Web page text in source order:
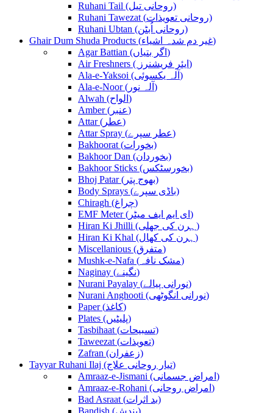
Ruhani Tail (روحانی تیل)
Ruhani Tawezat (روحانی تعویذات)
Ruhani Ubtan (روحانی اُبٹن)
Ghair Dum Shuda Products (غیر دم شدہ اشیاء)
Agar Battian (اگر بتیاں)
Air Freshners ( ایئر فریشنرز)
Ala-e-Yaksoi (آلہ یکسوئی)
Ala-e-Noor (آلہ نور)
Alwah (الواح)
Amber (عنبر)
Attar (عطر)
Attar Spray (عطر سپرے)
Bakhoorat (بخورات)
Bakhoor Dan (بخوردان)
Bakhoor Sticks (بخورسٹکس)
Bhoj Patar (بھوج پتر)
Body Sprays (باڈی سپرے)
Chiragh (چراغ)
EMF Meter (ای ایم ایف میٹر)
Hiran Ki Jhilli (ہرن کی جھلی)
Hiran Ki Khal (ہرن کی کھال)
Miscellanious (متفرق)
Mushk-e-Nafa (مشک نافہ)
Naginay (نگینے)
Nurani Payalay (نورانی پیالے)
Nurani Anghooti (نورانی انگوٹھی)
Paper (کاغذ)
Plates (پلیٹیں)
Tasbihaat (تسبیحات)
Taweezat (تعویذات)
Zafran (زعفران)
Tayyar Ruhani Ilaj (تیار روحانی علاج)
Amraaz-e-Jismani (امراض جسمانی)
Amraaz-e-Rohani (امراض روحانی)
Bad Asraat (بد اثرات)
Bandish (بندش)